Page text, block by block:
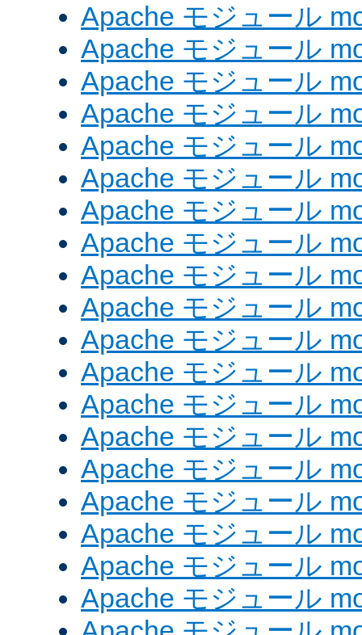
Apache モジュール
Apache モジュール
Apache モジュール
Apache モジュール
Apache モジュール
Apache モジュール
Apache モジュール
Apache モジュール
Apache モジュール
Apache モジュール
Apache モジュール
Apache モジュール
Apache モジュール
Apache モジュール
Apache モジュール
Apache モジュール
Apache モジュール
Apache モジュール
Apache モジュール